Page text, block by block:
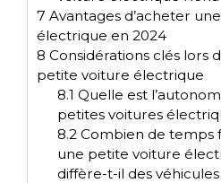
7 Avantages d’acheter
électrique en 2024
8 Considérations clés lors
petite voiture électrique
8.1 Quelle est
petites voitures
8.2Combien de temps
une petite voiture
diffère-t-il des